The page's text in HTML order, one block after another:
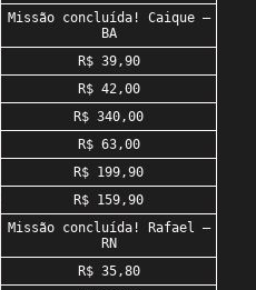
Missão concluída! Caique –
BA
R$ 39,90
R$ 42,00
R$ 340,00
R$ 63,00
R$ 199,90
R$ 159,90
Missão concluída! Rafael –
RN
R$ 35,80